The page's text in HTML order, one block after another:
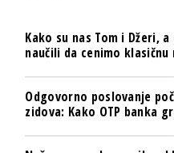
Kako su nas Tom i Džeri,
naučili da cenimo klasičnu
Odgovorno poslovanje
zidova: Kako OTP banka